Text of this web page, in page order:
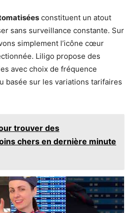
constituent un atout
sans surveillance constante. Sur
simplement l’icône cœur
Liligo propose des
avec choix de fréquence
basée sur les variations tarifaires
trouver des
chers en dernière minute